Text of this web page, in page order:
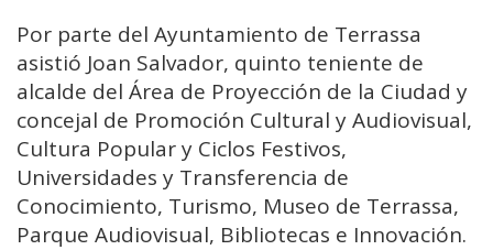
Por parte del Ayuntamiento de Terrassa
asistió Joan Salvador, quinto teniente de
alcalde del Área de Proyección de la Ciudad y
concejal de Promoción Cultural y Audiovisual,
Cultura Popular y Ciclos Festivos,
Universidades y Transferencia de
Conocimiento, Turismo, Museo de Terrassa,
Parque Audiovisual, Bibliotecas e Innovación.